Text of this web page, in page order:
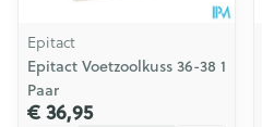
Epitact
Epitact Voetzoolkuss 36-38 1
Paar
€ 36,95